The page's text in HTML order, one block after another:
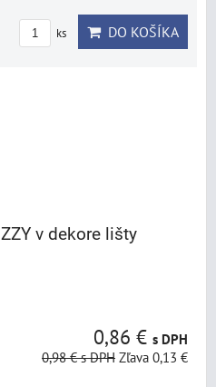
ks DO KOŠÍKA
v dekore lišty
0,86 € s DPH
0,98 €s DPH Zľava 0,13 €